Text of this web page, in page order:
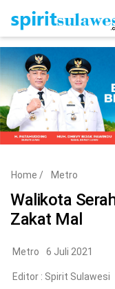
Home News
Metro Nasional
Politik Hukum & Kriminal
Home / Metro
Walikota
Zakat Mal
Metro 6 Juli 2021
Editor : Spirit Sulawesi